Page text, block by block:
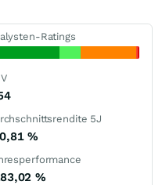
Ratings
5J
%
%